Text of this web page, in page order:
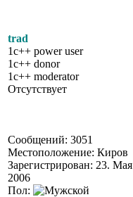
trad
1c++ power user
1c++ donor
1c++ moderator
Отсутствует
Сообщений: 3051
Местоположение: Киров
Зарегистрирован: 23. Мая
2006
Пол: